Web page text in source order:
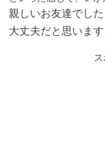
親しいお友達でし
大丈夫だと思います